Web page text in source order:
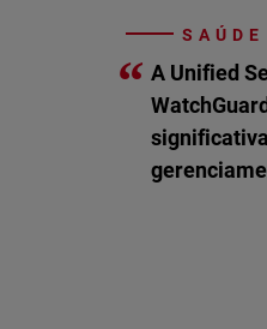
SAÚDE
“ A Unified